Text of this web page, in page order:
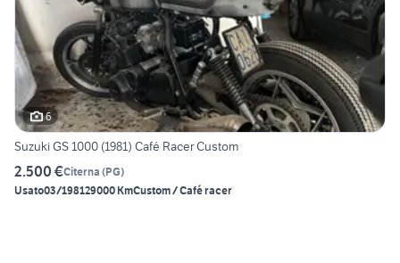
6
Suzuki GS 1000 (1981) Café Racer Custom
2.500 €Citerna (PG)
Usato03/198129000 KmCustom / Café racer